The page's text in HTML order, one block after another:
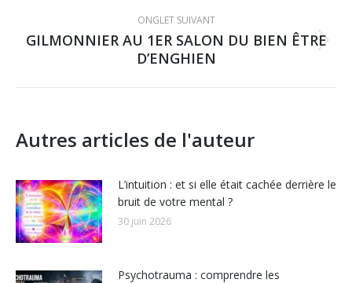
ONGLET SUIVANT
Onglet
suivant
GILMONNIER AU 1ER SALON DU BIEN ÊTRE
D’ENGHIEN
Autres articles de l'auteur
L’intuition : et si elle était cachée derrière le
bruit de votre mental ?
30 juin 2026
Psychotrauma : comprendre les